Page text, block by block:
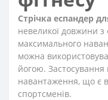
Стрічка еспандер
невеликої довжини з
максимального
можна
йогою. Застосування
навантаження, що є
спортсменів.